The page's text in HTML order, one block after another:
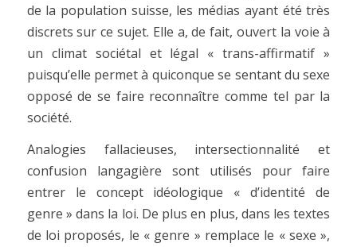
de la population suisse, les médias ayant été très
discrets sur ce sujet. Elle a, de fait, ouvert la voie à
un climat sociétal et légal « trans-affirmatif »
puisqu’elle permet à quiconque se sentant du sexe
opposé de se faire reconnaître comme tel par la
société.
Analogies fallacieuses, intersectionnalité et
confusion langagière sont utilisés pour faire
entrer le concept idéologique « d’identité de
genre » dans la loi. De plus en plus, dans les textes
de loi proposés, le « genre » remplace le « sexe »,